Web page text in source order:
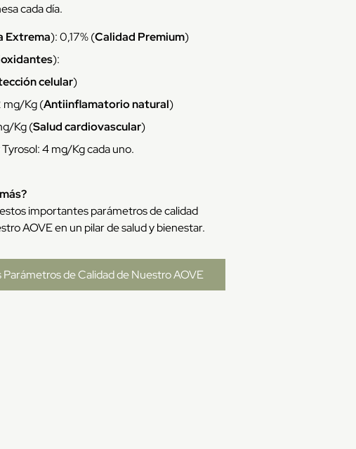
cada día.
Extrema): 0,17% (Calidad Premium)
):
celular)
mg/Kg (Antiinflamatorio natural)
Kg (Salud cardiovascular)
4 mg/Kg cada uno.
importantes parámetros de calidad
AOVE en un pilar de salud y bienestar.
Parámetros de Calidad de Nuestro AOVE